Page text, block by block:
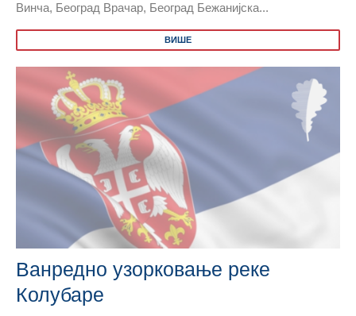
Винча, Београд Врачар, Београд Бежанијска...
ВИШЕ
Ванредно узорковање реке
Колубаре